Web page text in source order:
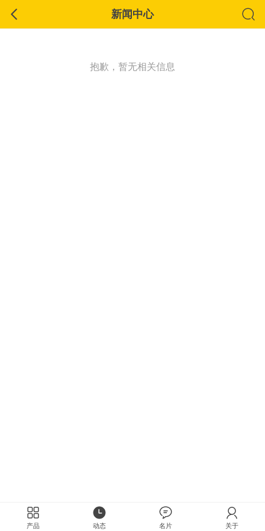
新闻中心
抱歉，暂无相关信息
产品 动态 名片 关于